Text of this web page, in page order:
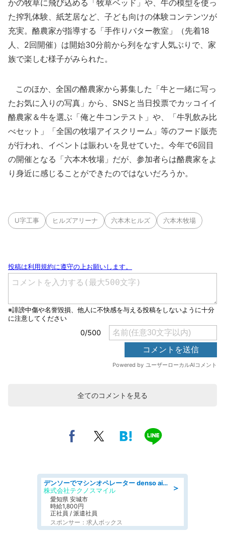
かの牧草に飛び込める「牧草ベッド」や、牛の模型を使っ
た搾乳体験、紙芝居など、子ども向けの体験コンテンツが
充実。酪農家が指導する「手作りバター教室」（先着18
人、2回開催）は開始30分前から列をなす人気ぶりで、家
族で楽しむ様子がみられた。
このほか、全国の酪農家から募集した「牛と一緒に写っ
たお気に入りの写真」から、SNSと当日投票でカッコイイ
酪農家＆牛を選ぶ「俺と牛コンテスト」や、「牛乳飲み比
べセット」「全国の牧場アイスクリーム」等のフード販売
が行われ、イベントは賑わいを見せていた。今年で6回目
の開催となる「六本木牧場」だが、参加者らは酪農家をよ
り身近に感じることができたのではないだろうか。
U字工事 ヒルズアリーナ 六本木ヒルズ 六本木牧場
全てのコメントを見る
＞
デンソーでマシンオペレーター denso aichi
株式会社テクノスマイル
愛知県 安城市
時給1,800円
正社員 / 派遣社員
スポンサー：求人ボックス